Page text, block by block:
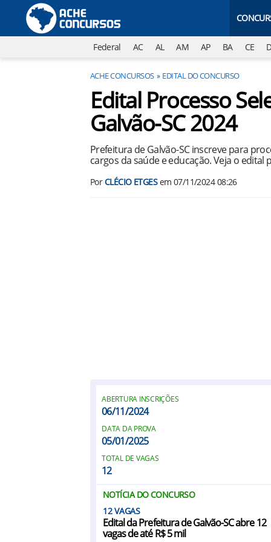
Federal AC AL AM AP BA CE
ACHE CONCURSOS EDITAL DO CONCURSO
Edital Processo
Galvão-SC 2024
Prefeitura de Galvão-SC inscreve para
cargos da saúde e educação. Veja o edital
PorCLÉCIO ETGESem 07/11/2024 08:26
ABERTURA INSCRIÇÕES
06/11/2024
DATA DA PROVA
05/01/2025
TOTAL DE VAGAS
12
NOTÍCIA DO CONCURSO
12
Edital da Prefeitura de Galvão-SC abre 12
vagas de até R$ 5 mil